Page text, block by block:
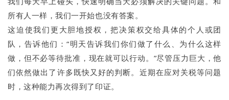
所有人一样，我们一开始也没有答案。
这迫使我们更大胆地授权，把决策权交给具体的个人或团
队，告诉他们：“明天告诉我们你们做了什么、为什么这样
做，但不必等待批准，现在就可以行动。”尽管压力巨大，他
们依然做出了许多既快又好的判断。近期在应对关税等问题
时，这种能力再次得到了印证。